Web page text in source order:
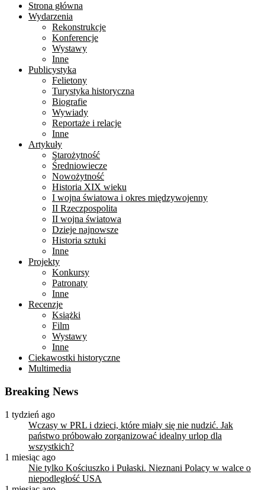
Strona główna
Wydarzenia
Rekonstrukcje
Konferencje
Wystawy
Inne
Publicystyka
Felietony
Turystyka historyczna
Biografie
Wywiady
Reportaże i relacje
Inne
Artykuły
Starożytność
Średniowiecze
Nowożytność
Historia XIX wieku
I wojna światowa i okres międzywojenny
II Rzeczpospolita
II wojna światowa
Dzieje najnowsze
Historia sztuki
Inne
Projekty
Konkursy
Patronaty
Inne
Recenzje
Książki
Film
Wystawy
Inne
Ciekawostki historyczne
Multimedia
Breaking News
1 tydzień ago
Wczasy w PRL i dzieci, które miały się nie nudzić. Jak
państwo próbowało zorganizować idealny urlop dla
wszystkich?
1 miesiąc ago
Nie tylko Kościuszko i Pułaski. Nieznani Polacy w walce o
niepodległość USA